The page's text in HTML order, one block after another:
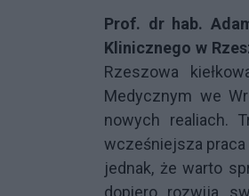
Prof. dr hab.
Klinicznego w
Rzeszowa
Medycznym we
nowych realiach.
wcześniejsza praca
jednak, że warto
dopiero rozwija